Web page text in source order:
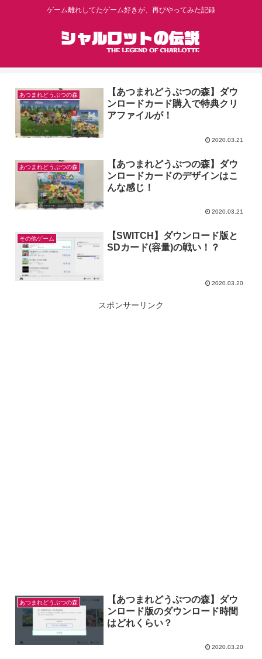
ゲーム離れしてたゲーム好きが、再びやってみた記録
あつまれどうぶつの森
【あつまれどうぶつの森】ダウ
ンロードカード購入で特典クリ
アファイルが！
2020.03.21
あつまれどうぶつの森
【あつまれどうぶつの森】ダウ
ンロードカードのデザインはこ
んな感じ！
2020.03.21
その他ゲーム
【SWITCH】ダウンロード版と
SDカード(容量)の戦い！？
2020.03.20
スポンサーリンク
あつまれどうぶつの森
【あつまれどうぶつの森】ダウ
ンロード版のダウンロード時間
はどれくらい？
2020.03.20